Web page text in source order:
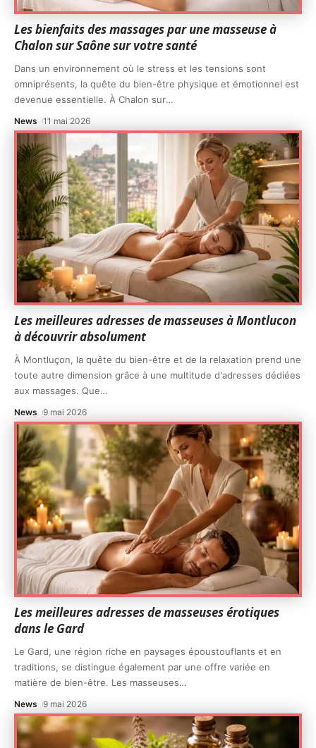
Les bienfaits des massages par une masseuse à
Chalon sur Saône sur votre santé
Dans un environnement où le stress et les tensions sont
omniprésents, la quête du bien-être physique et émotionnel est
devenue essentielle. À Chalon sur…
News 11 mai 2026
Les meilleures adresses de masseuses à Montlucon
à découvrir absolument
À Montluçon, la quête du bien-être et de la relaxation prend une
toute autre dimension grâce à une multitude d'adresses dédiées
aux massages. Que…
News 9 mai 2026
Les meilleures adresses de masseuses érotiques
dans le Gard
Le Gard, une région riche en paysages époustouflants et en
traditions, se distingue également par une offre variée en
matière de bien-être. Les masseuses…
News 9 mai 2026